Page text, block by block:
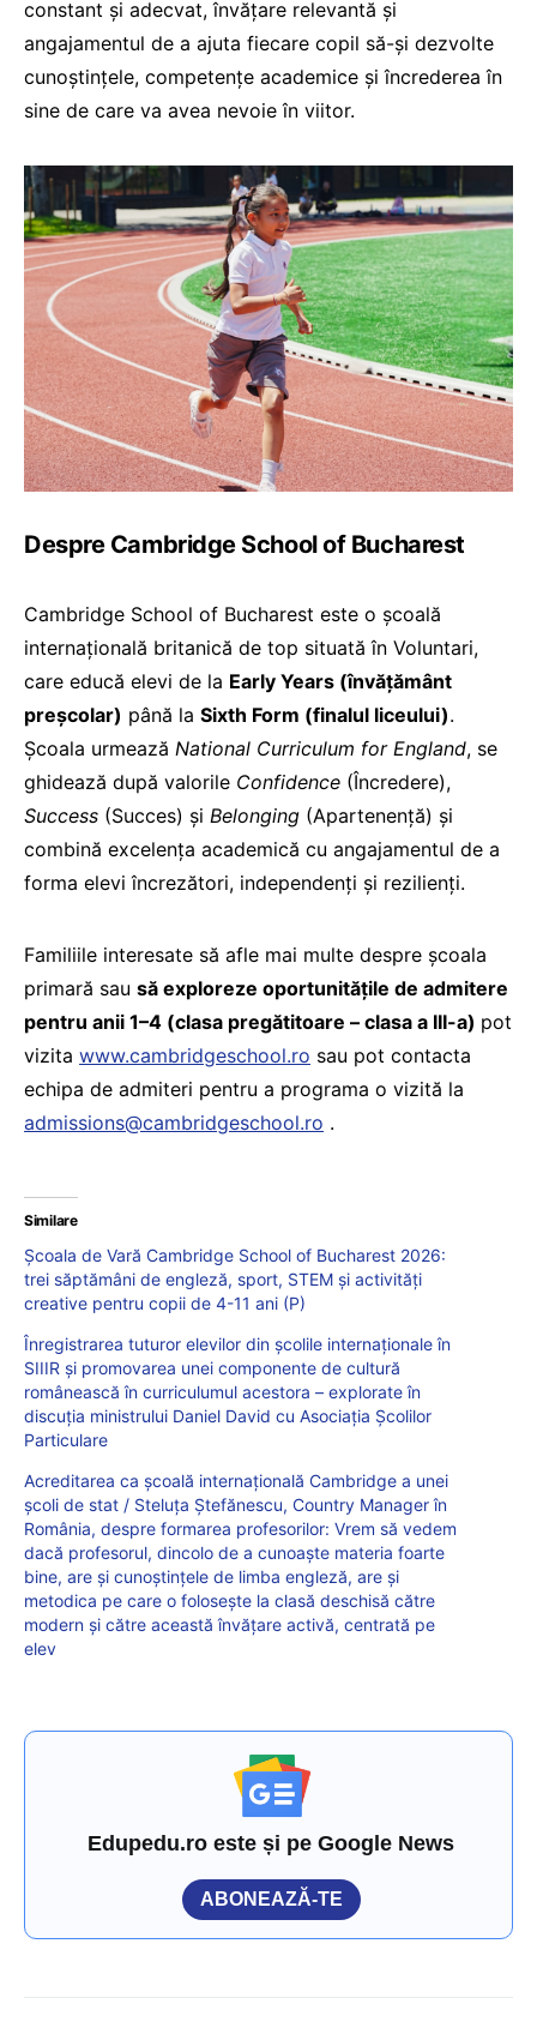
constant și adecvat, învățare relevantă și
angajamentul de a ajuta fiecare copil să-și dezvolte
cunoștințele, competențe academice și încrederea în
sine de care va avea nevoie în viitor.
Despre Cambridge School of Bucharest
Cambridge School of Bucharest este o școală
internațională britanică de top situată în Voluntari,
care educă elevi de la Early Years (învățământ
preșcolar) până la Sixth Form (finalul liceului).
Școala urmează National Curriculum for England, se
ghidează după valorile Confidence (Încredere),
Success (Succes) și Belonging (Apartenență) și
combină excelența academică cu angajamentul de a
forma elevi încrezători, independenți și rezilienți.
Familiile interesate să afle mai multe despre școala
primară sau să exploreze oportunitățile de admitere
pentru anii 1–4 (clasa pregătitoare – clasa a III-a) pot
vizita www.cambridgeschool.ro sau pot contacta
echipa de admiteri pentru a programa o vizită la
admissions@cambridgeschool.ro .
Similare
Școala de Vară Cambridge School of Bucharest 2026:
trei săptămâni de engleză, sport, STEM și activități
creative pentru copii de 4-11 ani (P)
Înregistrarea tuturor elevilor din școlile internaționale în
SIIIR și promovarea unei componente de cultură
românească în curriculumul acestora – explorate în
discuția ministrului Daniel David cu Asociația Școlilor
Particulare
Acreditarea ca școală internațională Cambridge a unei
școli de stat / Steluța Ștefănescu, Country Manager în
România, despre formarea profesorilor: Vrem să vedem
dacă profesorul, dincolo de a cunoaște materia foarte
bine, are și cunoștințele de limba engleză, are și
metodica pe care o folosește la clasă deschisă către
modern și către această învățare activă, centrată pe
elev
Edupedu.ro este și pe Google News
ABONEAZĂ-TE